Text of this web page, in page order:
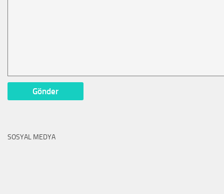
SOSYAL MEDYA